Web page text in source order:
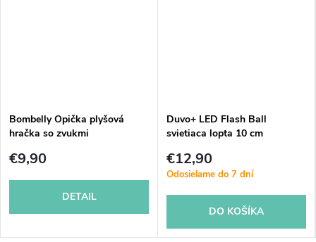
Bombelly Opička plyšová
hračka so zvukmi
€9,90
DETAIL
Duvo+ LED Flash Ball
svietiaca lopta 10 cm
€12,90
Odosielame do 7 dní
DO KOŠÍKA